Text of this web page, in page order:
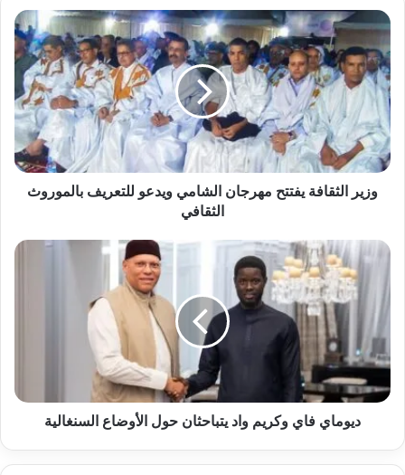
وزير الثقافة يفتتح مهرجان الشامي ويدعو للتعريف بالموروث
الثقافي
ديوماي فاي وكريم واد يتباحثان حول الأوضاع السنغالية